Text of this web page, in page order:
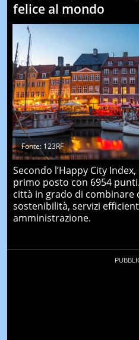
felice al mondo
Fonte: 123RF
Secondo l’Happy City
primo posto con 6954
città in grado di combinare
sostenibilità, servizi
amministrazione.